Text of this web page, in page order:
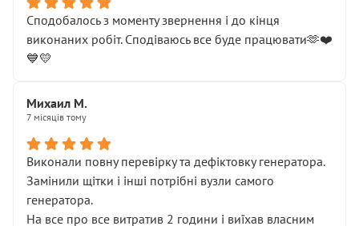
Сподобалось з моменту звернення і до кінця
виконаних робіт. Сподіваюсь все буде працювати🫶❤️
💙💛
Михаил М.
7 місяців тому
Виконали повну перевірку та дефіктовку генератора.
Замінили щітки і інші потрібні вузли самого
генератора.
На все про все витратив 2 години і виїхав власним